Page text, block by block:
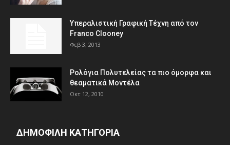
Υπεραλιστική Γραφική Τέχνη από τον
Franco Clooney
Φεβ 3, 2013
Ρολόγια Πολυτελείας τα πιο όμορφα και
θεαματικά Μοντέλα
Οκτ 12, 2010
ΔΗΜΟΦΙΛΗ ΚΑΤΗΓΟΡΙΑ